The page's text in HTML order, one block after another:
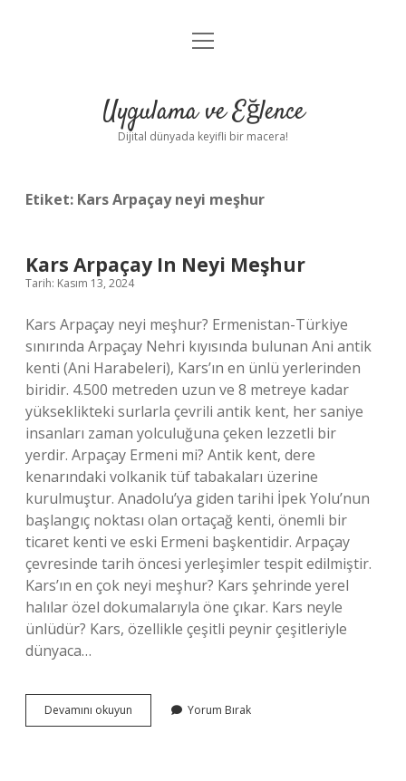
Anasayfa
Yasal Uyarı
menüyü
Uygulama ve Eğlence
Dijital dünyada keyifli bir macera!
Etiket: Kars Arpaçay neyi meşhur
Kars Arpaçay In Neyi Meşhur
Tarih: Kasım 13, 2024
Kars Arpaçay neyi meşhur? Ermenistan-Türkiye
sınırında Arpaçay Nehri kıyısında bulunan Ani antik
kenti (Ani Harabeleri), Kars’ın en ünlü yerlerinden
biridir. 4.500 metreden uzun ve 8 metreye kadar
yükseklikteki surlarla çevrili antik kent, her saniye
insanları zaman yolculuğuna çeken lezzetli bir
yerdir. Arpaçay Ermeni mi? Antik kent, dere
kenarındaki volkanik tüf tabakaları üzerine
kurulmuştur. Anadolu’ya giden tarihi İpek Yolu’nun
başlangıç ​​noktası olan ortaçağ kenti, önemli bir
ticaret kenti ve eski Ermeni başkentidir. Arpaçay
çevresinde tarih öncesi yerleşimler tespit edilmiştir.
Kars’ın en çok neyi meşhur? Kars şehrinde yerel
halılar özel dokumalarıyla öne çıkar. Kars neyle
ünlüdür? Kars, özellikle çeşitli peynir çeşitleriyle
dünyaca…
Devamını okuyun
Arpaçay
Yorum Bırak